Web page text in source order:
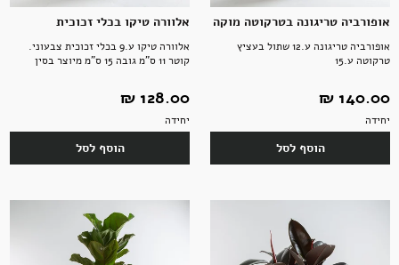
אופורביה טריגונה בטרקוטה מוקה
אופורביה טריגונה ע.12 שתול בעציץ
טרקוטה ע.15
140.00 ‏₪
יחידה
הוסף לסל
אלוורה טיקו בכלי זכוכית
אלוורה טיקו ע.9 בכלי זכוכית צבעוני.
קוטר 11 ס"מ גובה 15 ס"מ מיוצר בסין
128.00 ‏₪
יחידה
הוסף לסל